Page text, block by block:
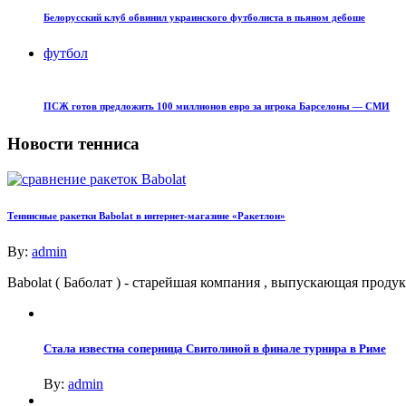
Белорусский клуб обвинил украинского футболиста в пьяном дебоше
футбол
ПСЖ готов предложить 100 миллионов евро за игрока Барселоны — СМИ
Новости тенниса
Теннисные ракетки Babolat в интернет-магазине «Ракетлон»
By: admin
Babolat ( Баболат ) - старейшая компания , выпускающая
Стала известна соперница Свитолиной в финале турнира в Риме
By: admin